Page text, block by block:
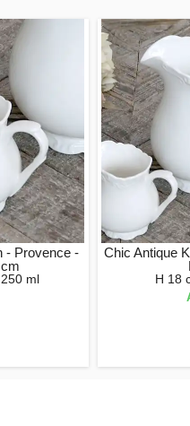
- Provence -
ml
Chic Antique
H 18